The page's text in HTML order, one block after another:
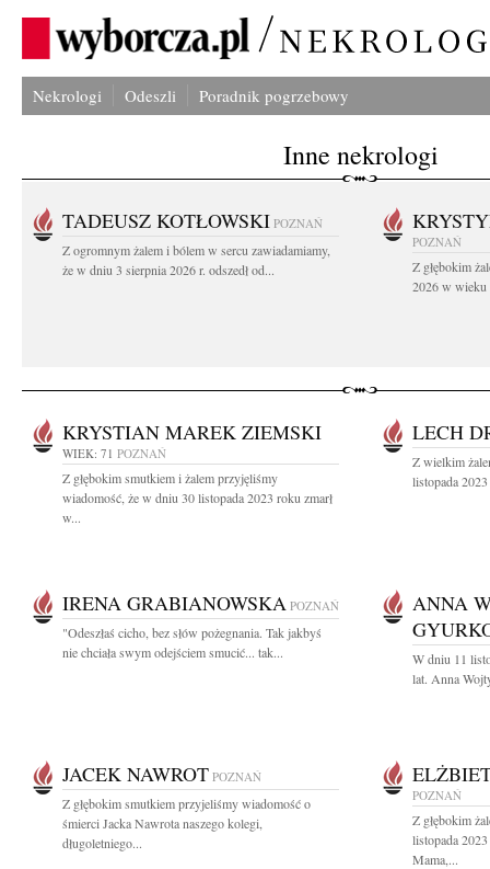
Nekrologi Odeszli Poradnik pogrzebowy
Inne nekrologi
TADEUSZ KOTŁOWSKI POZNAŃ
Z ogromnym żalem i bólem w sercu zawiadamiamy,
że w dniu 3 sierpnia 2026 r. odszedł od...
POZNAŃ
Z głębokim
2026 w wieku
KRYSTIAN MAREK ZIEMSKI
WIEK: 71 POZNAŃ
Z głębokim smutkiem i żalem przyjęliśmy
wiadomość, że w dniu 30 listopada 2023 roku zmarł
w...
LECH
Z wielkim
listopada
IRENA GRABIANOWSKA POZNAŃ
"Odeszłaś cicho, bez słów pożegnania. Tak jakbyś
nie chciała swym odejściem smucić... tak...
ANNA
W dniu 11
lat. Anna
JACEK NAWROT POZNAŃ
Z głębokim smutkiem przyjeliśmy wiadomość o
śmierci Jacka Nawrota naszego kolegi,
długoletniego...
POZNAŃ
Z głębokim
listopada
Mama,...